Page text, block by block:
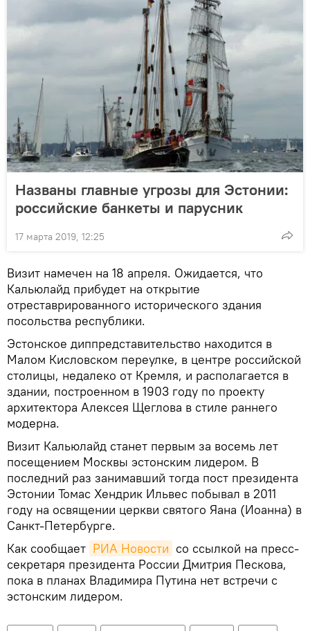
Названы главные угрозы для Эстонии:
российские банкеты и парусник
17 марта 2019, 12:25
Визит намечен на 18 апреля. Ожидается, что
Кальюлайд прибудет на открытие
отреставрированного исторического здания
посольства республики.
Эстонское диппредставительство находится в
Mалом Кисловском переулке, в центре российской
столицы, недалеко от Кремля, и располагается в
здании, построенном в 1903 году по проекту
архитектора Алексея Щеглова в стиле раннего
модерна.
Визит Кальюлайд станет первым за восемь лет
посещением Москвы эстонским лидером. В
последний раз занимавший тогда пост президента
Эстонии Томас Хендрик Ильвес побывал в 2011
году на освящении церкви святого Яана (Иоанна) в
Санкт-Петербурге.
Как сообщает РИА Новости со ссылкой на пресс-
секретаря президента России Дмитрия Пескова,
пока в планах Владимира Путина нет встречи с
эстонским лидером.